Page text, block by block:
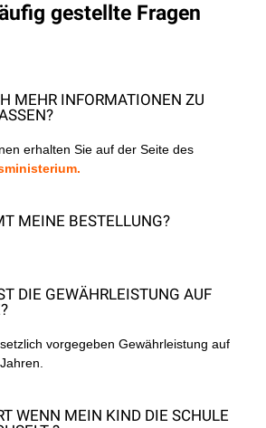
gestellte Fragen
MEHR INFORMATIONEN ZU
erhalten Sie auf der Seite des
MEINE BESTELLUNG?
DIE GEWÄHRLEISTUNG AUF
vorgegeben Gewährleistung auf
WENN MEIN KIND DIE SCHULE